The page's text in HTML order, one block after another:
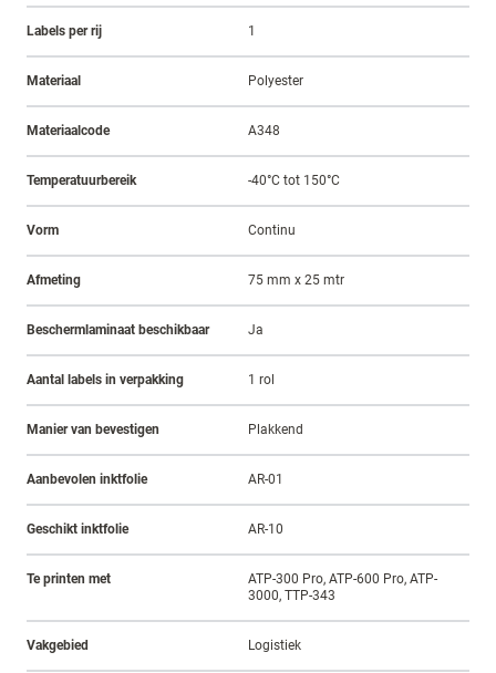
Labels per rij 1
Materiaal Polyester
Materiaalcode A348
Temperatuurbereik -40°C tot 150°C
Vorm Continu
Afmeting 75 mm x 25 mtr
Beschermlaminaat beschikbaar Ja
Aantal labels in verpakking 1 rol
Manier van bevestigen Plakkend
Aanbevolen inktfolie AR-01
Geschikt inktfolie AR-10
Te printen met
ATP-300 Pro, ATP-600 Pro, ATP-
3000, TTP-343
Vakgebied Logistiek